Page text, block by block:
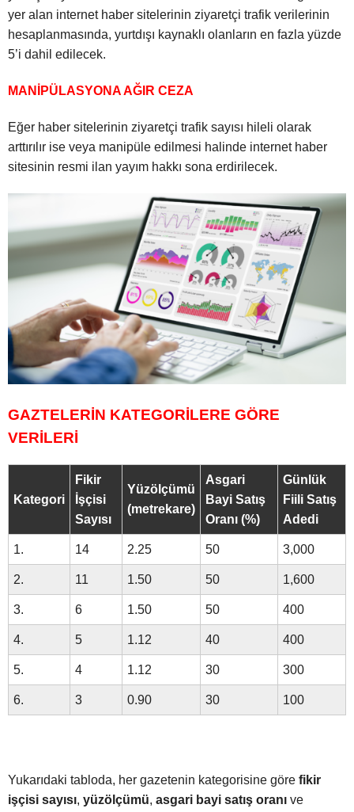
yer alan internet haber sitelerinin ziyaretçi trafik verilerinin
hesaplanmasında, yurtdışı kaynaklı olanların en fazla yüzde
5’i dahil edilecek.
MANİPÜLASYONA AĞIR CEZA
Eğer haber sitelerinin ziyaretçi trafik sayısı hileli olarak
arttırılır ise veya manipüle edilmesi halinde internet haber
sitesinin resmi ilan yayım hakkı sona erdirilecek.
GAZTELERİN KATEGORİLERE GÖRE
VERİLERİ
Kategori
Fikir
İşçisi
Sayısı
Yüzölçümü
(metrekare)
Asgari
Bayi Satış
Oranı (%)
Günlük
Fiili Satış
Adedi
1. 14 2.25 50 3,000
2. 11 1.50 50 1,600
3. 6 1.50 50 400
4. 5 1.12 40 400
5. 4 1.12 30 300
6. 3 0.90 30 100
Yukarıdaki tabloda, her gazetenin kategorisine göre fikir
işçisi sayısı, yüzölçümü, asgari bayi satış oranı ve